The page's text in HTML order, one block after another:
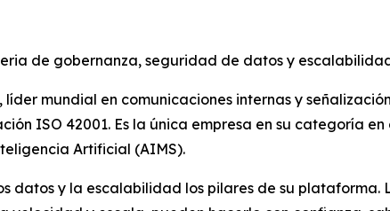
de gobernanza, seguridad de datos y
líder mundial en comunicaciones internas y
ISO 42001. Es la única empresa en su categoría
Artificial (AIMS).
datos y la escalabilidad los pilares de su